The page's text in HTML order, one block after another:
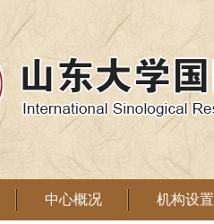
中心概况 机构设置